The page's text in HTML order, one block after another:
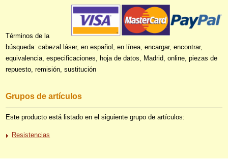
Términos de la
búsqueda: cabezal láser, en español, en línea, encargar, encontrar,
equivalencia, especificaciones, hoja de datos, Madrid, online, piezas de
repuesto, remisión, sustitución
Grupos de artículos
Este producto está listado en el siguiente grupo de artículos:
Resistencias